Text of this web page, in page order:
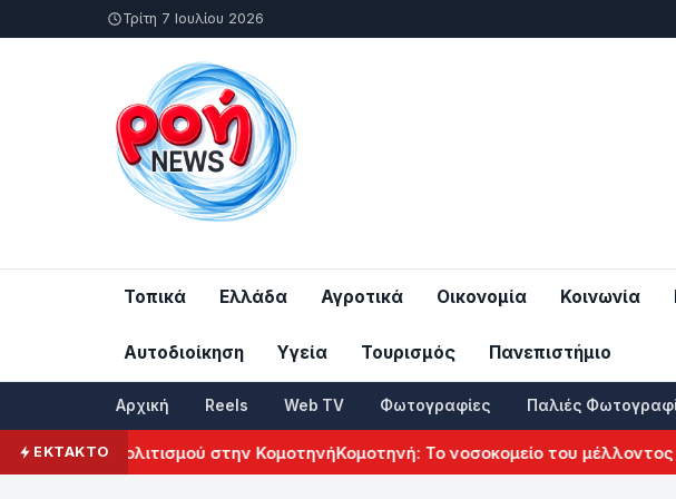
Τρίτη 7 Ιουλίου 2026
Τοπικά Ελλάδα Αγροτικά Οικονομία Κοινωνία
Αυτοδιοίκηση Υγεία Τουρισμός Πανεπιστήμιο
Αρχική Reels Web TV Φωτογραφίες Παλιές
ΕΚΤΑΚΤΟΠολιτισμού στην ΚομοτηνήΚομοτηνή: Το νοσοκομείο του μέλλοντος